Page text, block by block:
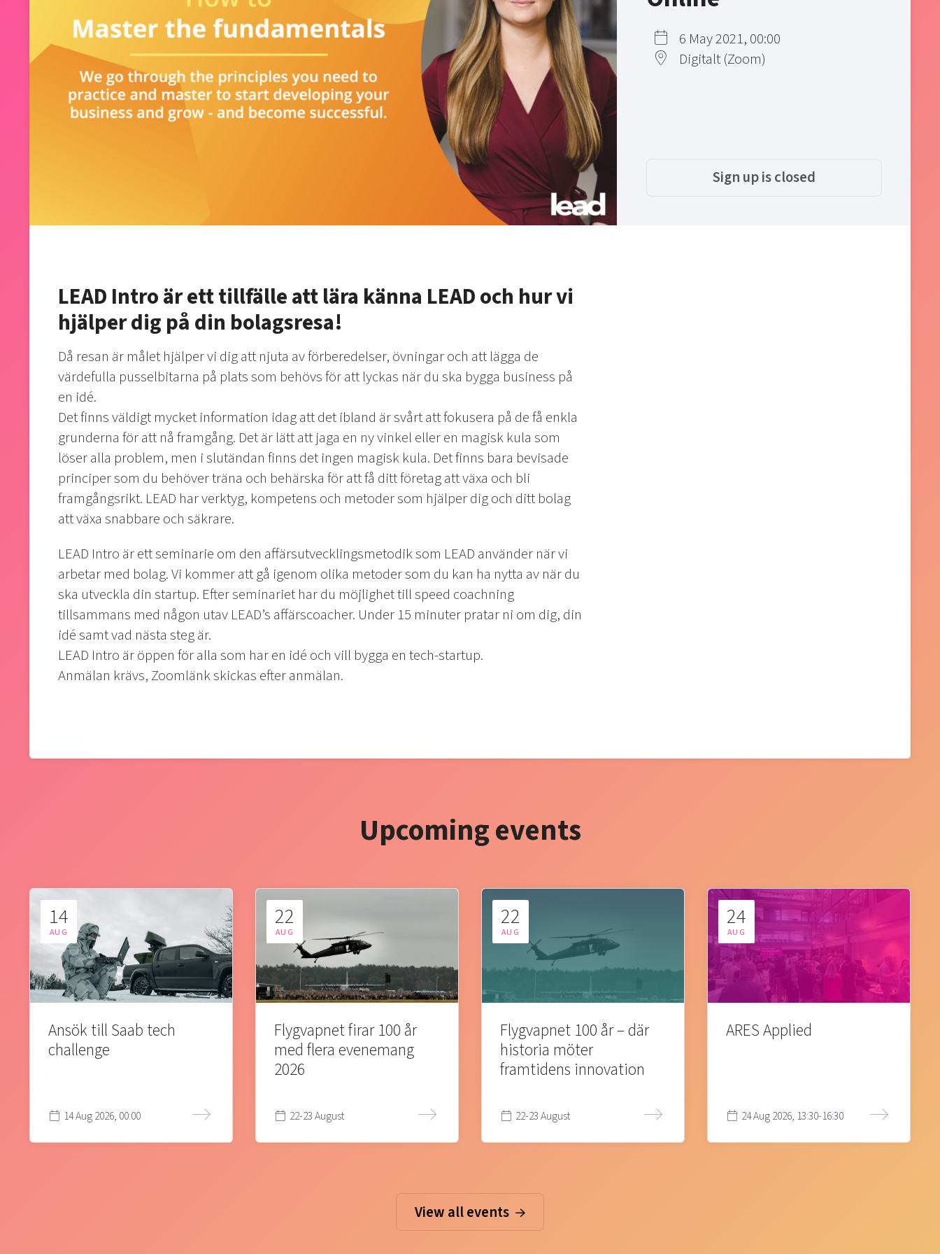
6 May 2021, 00:00
Digitalt (Zoom)
Sign up is closed
LEAD Intro är ett tillfälle att lära känna LEAD och hur vi
hjälper dig på din bolagsresa!
Då resan är målet hjälper vi dig att njuta av förberedelser, övningar och att lägga de
värdefulla pusselbitarna på plats som behövs för att lyckas när du ska bygga business på
en idé.
Det finns väldigt mycket information idag att det ibland är svårt att fokusera på de få enkla
grunderna för att nå framgång. Det är lätt att jaga en ny vinkel eller en magisk kula som
löser alla problem, men i slutändan finns det ingen magisk kula. Det finns bara bevisade
principer som du behöver träna och behärska för att få ditt företag att växa och bli
framgångsrikt. LEAD har verktyg, kompetens och metoder som hjälper dig och ditt bolag
att växa snabbare och säkrare.
LEAD Intro är ett seminarie om den affärsutvecklingsmetodik som LEAD använder när vi
arbetar med bolag. Vi kommer att gå igenom olika metoder som du kan ha nytta av när du
ska utveckla din startup. Efter seminariet har du möjlighet till speed coachning
tillsammans med någon utav LEAD’s affärscoacher. Under 15 minuter pratar ni om dig, din
idé samt vad nästa steg är.
LEAD Intro är öppen för alla som har en idé och vill bygga en tech-startup.
Anmälan krävs, Zoomlänk skickas efter anmälan.
Upcoming events
14
AUG
Ansök till Saab tech
challenge
14 Aug 2026, 00:00
22
AUG
Flygvapnet firar 100 år
med flera evenemang
2026
22-23 August
22
AUG
Flygvapnet 100 år – där
historia möter
framtidens innovation
22-23 August
24
AUG
ARES Applied
24 Aug 2026, 13:30-16:30
View all events